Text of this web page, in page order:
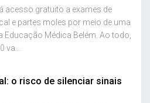
acesso gratuito a exames de
e partes moles por meio de uma
Médica Belém. Ao todo,
o risco de silenciar sinais